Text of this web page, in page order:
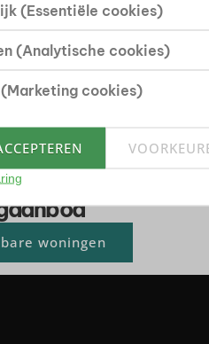
Bekijk ons
woningen
(Essentiële cookies)
(Analytische cookies)
cookies)